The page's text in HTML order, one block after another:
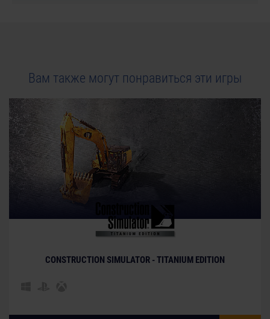
Вам также могут понравиться эти игры
CONSTRUCTION SIMULATOR - TITANIUM EDITION